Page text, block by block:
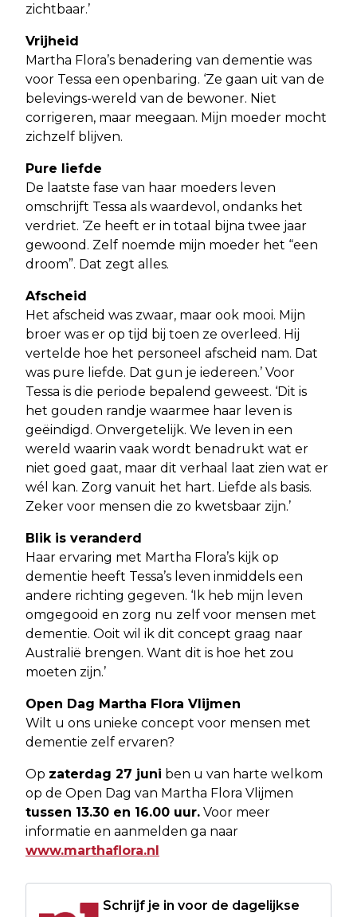
zichtbaar.’
Vrijheid
Martha Flora’s benadering van dementie was
voor Tessa een openbaring. ‘Ze gaan uit van de
belevings-wereld van de bewoner. Niet
corrigeren, maar meegaan. Mijn moeder mocht
zichzelf blijven.
Pure liefde
De laatste fase van haar moeders leven
omschrijft Tessa als waardevol, ondanks het
verdriet. ‘Ze heeft er in totaal bijna twee jaar
gewoond. Zelf noemde mijn moeder het “een
droom”. Dat zegt alles.
Afscheid
Het afscheid was zwaar, maar ook mooi. Mijn
broer was er op tijd bij toen ze overleed. Hij
vertelde hoe het personeel afscheid nam. Dat
was pure liefde. Dat gun je iedereen.’ Voor
Tessa is die periode bepalend geweest. ‘Dit is
het gouden randje waarmee haar leven is
geëindigd. Onvergetelijk. We leven in een
wereld waarin vaak wordt benadrukt wat er
niet goed gaat, maar dit verhaal laat zien wat er
wél kan. Zorg vanuit het hart. Liefde als basis.
Zeker voor mensen die zo kwetsbaar zijn.’
Blik is veranderd
Haar ervaring met Martha Flora’s kijk op
dementie heeft Tessa’s leven inmiddels een
andere richting gegeven. ‘Ik heb mijn leven
omgegooid en zorg nu zelf voor mensen met
dementie. Ooit wil ik dit concept graag naar
Australië brengen. Want dit is hoe het zou
moeten zijn.’
Open Dag Martha Flora Vlijmen
Wilt u ons unieke concept voor mensen met
dementie zelf ervaren?
Op zaterdag 27 juni ben u van harte welkom
op de Open Dag van Martha Flora Vlijmen
tussen 13.30 en 16.00 uur. Voor meer
informatie en aanmelden ga naar
www.marthaflora.nl
Schrijf je in voor de dagelijkse